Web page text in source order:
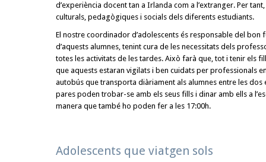
d’experiència docent tan a Irlanda com a l’extranger. Per
culturals, pedagògiques i socials dels diferents estudiants.
El nostre coordinador d’adolescents és responsable del
d’aquests alumnes, tenint cura de les necessitats dels
totes les activitats de les tardes. Això farà que, tot i tenir els
que aquests estaran vigilats i ben cuidats per professionals
autobús que transporta diàriament als alumnes entre les dos
pares poden trobar-se amb els seus fills i dinar amb ells a
manera que també ho poden fer a les 17:00h.
Adolescents que viatgen sols